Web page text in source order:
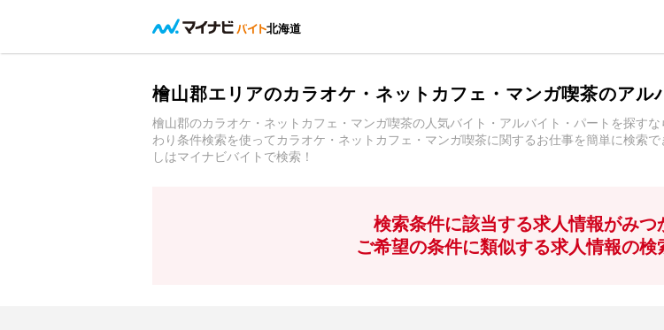
北海道
檜山郡エリアのカラオケ・ネットカフェ・マンガ喫茶のアル
檜山郡のカラオケ・ネットカフェ・マンガ喫茶の人気バイト・アルバイト・パートを探す
わり条件検索を使ってカラオケ・ネットカフェ・マンガ喫茶に関するお仕事を簡単に検索
しはマイナビバイトで検索！
検索条件に該当する求人情報がみつ
ご希望の条件に類似する求人情報の検